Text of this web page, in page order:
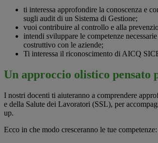
ti interessa approfondire la conoscenza e
sugli audit di un Sistema di Gestione;
vuoi contribuire al controllo e alla
intendi sviluppare le competenze
costruttivo con le aziende;
Ti interessa il riconoscimento di AICQ
Un approccio olistico pensato
I nostri docenti ti aiuteranno a comprendere
e della Salute dei Lavoratori (SSL), per
up.
Ecco in che modo cresceranno le tue competenze: